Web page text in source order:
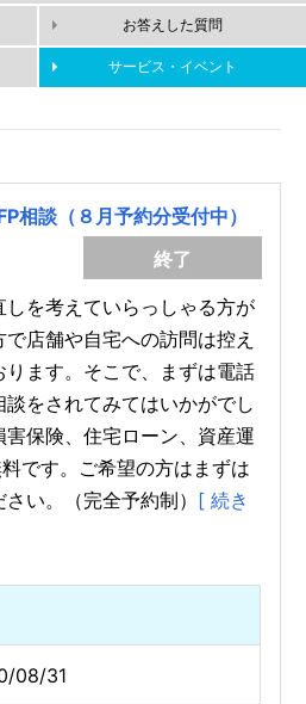
お答えした質問
サービス・イベント
相談（８月予約分受付中）
終了
しを考えていらっしゃる方が
店舗や自宅への訪問は控え
ります。そこで、まずは電話
をされてみてはいかがでし
害保険、住宅ローン、資産運
です。ご希望の方はまずは
い。（完全予約制） [ 続き
08/31